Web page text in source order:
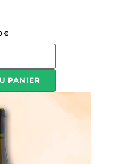
€
PANIER